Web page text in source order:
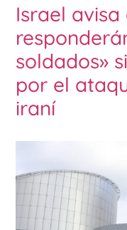
Israel avisa
soldados»
por el
iraní